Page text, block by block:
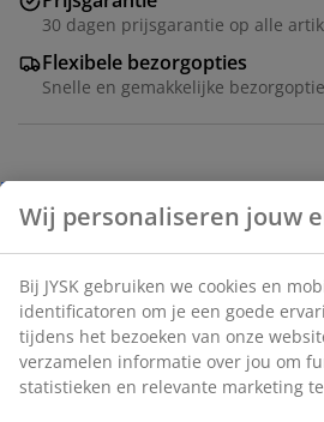
30 dagen prijsgarantie op alle
Flexibele bezorgopties
Snelle en gemakkelijke
oppervlak. De organische vorm
Artikelnummer: 4912884
Wij personaliseren jouw
Bij JYSK gebruiken we cookies en
identificatoren om je een goede
tijdens het bezoeken van onze
verzamelen informatie over jou om
statistieken en relevante marketing